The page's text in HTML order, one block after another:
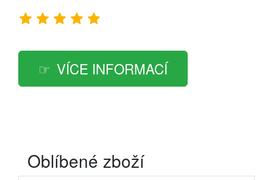
VÍCE INFORMACÍ
Oblíbené zboží